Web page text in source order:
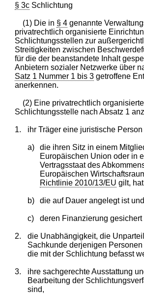
§ 3c Schlichtung
(1) Die in § 4 genannte
privatrechtlich organisierte
Schlichtungsstellen zur
Streitigkeiten zwischen
für die der beanstandete Inhalt
Anbietern sozialer Netzwerke über
Satz 1 Nummer 1 bis 3 getroffene
anerkennen.
(2) Eine privatrechtlich
Schlichtungsstelle nach Absatz 1
1. ihr Träger eine juristische Person
a)
die ihren Sitz in einem
Europäischen Union oder in
Vertragsstaat des
Europäischen
Richtlinie 2010/13/EU gilt,
b) die auf Dauer angelegt ist und
c) deren Finanzierung gesichert
2.
die Unabhängigkeit, die
Sachkunde derjenigen
die mit der Schlichtung befasst
3.
ihre sachgerechte Ausstattung
Bearbeitung der
sind,